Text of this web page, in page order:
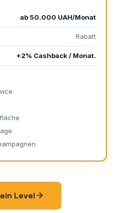
ab 50.000 UAH/Monat
Rabatt
+2% Cashback / Monat.
Level